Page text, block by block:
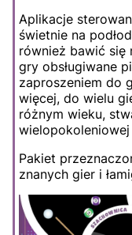
Aplikacje
świetnie na
również bawić się
gry obsługiwane
zaproszeniem do
więcej, do wielu
różnym wieku,
Pakiet
znanych gier i